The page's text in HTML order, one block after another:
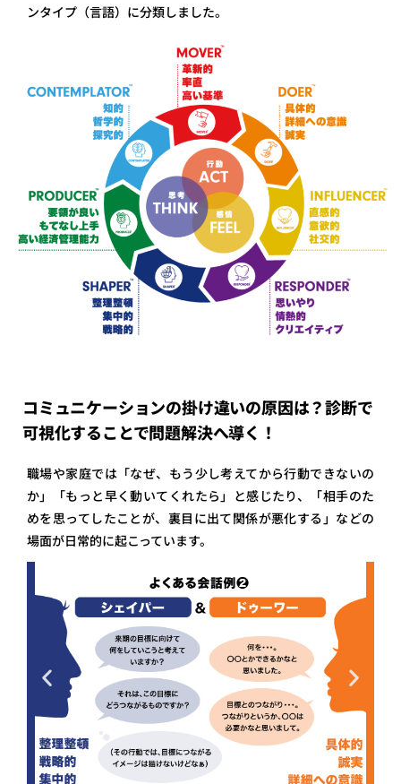
ンタイプ（言語）に分類しました。
コミュニケーションの掛け違いの原因は？診断で
可視化することで問題解決へ導く！
職場や家庭では「なぜ、もう少し考えてから行動できないの
か」「もっと早く動いてくれたら」と感じたり、「相手のた
めを思ってしたことが、裏目に出て関係が悪化する」などの
場面が日常的に起こっています。